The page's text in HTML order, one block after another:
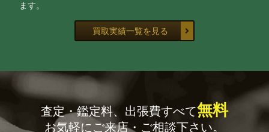
ます。
買取実績一覧を見る
査定・鑑定料、出張費すべて無料
お気軽にご来店・ご相談下さい。